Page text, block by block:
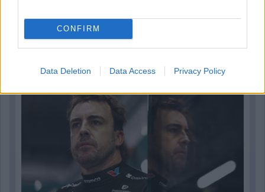
CONFIRM
Data Deletion Data Access Privacy Policy
Newey biztos benne, hogy Alonso marad az Aston